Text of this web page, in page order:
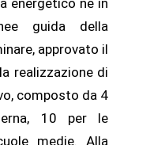
energetico né in
guida della
approvato il
realizzazione di
composto da 4
10 per le
medie. Alla